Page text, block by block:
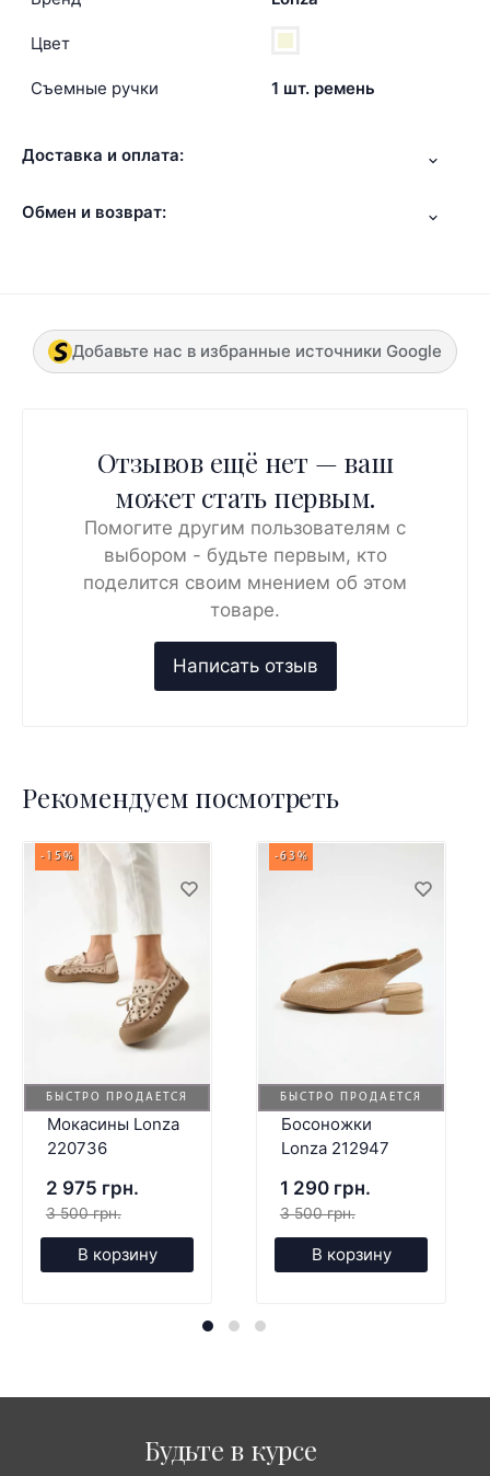
Цвет
Съемные ручки 1 шт. ремень
Доставка и оплата:
Обмен и возврат:
Добавьте нас в избранные источники Google
Отзывов ещё нет — ваш
может стать первым.
Помогите другим пользователям с
выбором - будьте первым, кто
поделится своим мнением об этом
товаре.
Рекомендуем посмотреть
БЫСТРО ПРОДАЕТСЯ
-15%
Мокасины Lonza
220736
2 975 грн.
3 500 грн.
В корзину
БЫСТРО ПРОДАЕТСЯ
-63%
Босоножки
Lonza 212947
1 290 грн.
3 500 грн.
В корзину
Будьте в курсе